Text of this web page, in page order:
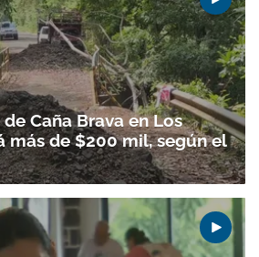
a nuestro boletín.
ACEPTAR
Caña Brava en Los
más de $200 mil, según el